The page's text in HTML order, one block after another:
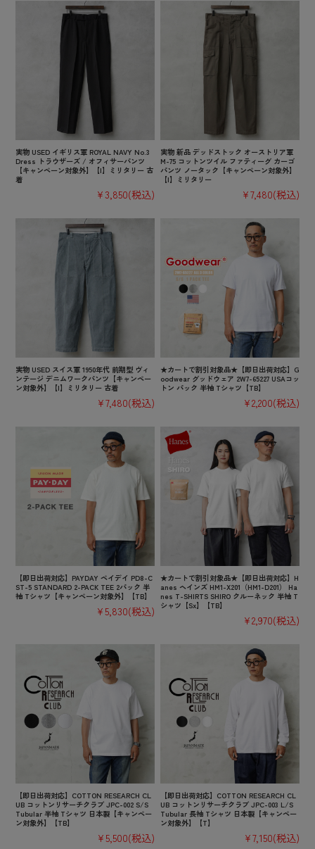
実物 USED イギリス軍 ROYAL NAVY No.3
Dress トラウザーズ / オフィサーパンツ
【キャンペーン対象外】【I】ミリタリー 古
着
¥3,850(税込)
実物 新品 デッドストック オーストリア軍
M-75 コットンツイル ファティーグ カーゴ
パンツ ノータック【キャンペーン対象外】
【I】ミリタリー
¥7,480(税込)
実物 USED スイス軍 1950年代 前期型 ヴィ
ンテージ デニムワークパンツ【キャンペー
ン対象外】【I】ミリタリー 古着
¥7,480(税込)
★カートで割引対象品★【即日出荷対応】G
oodwear グッドウェア 2W7-65227 USAコッ
トン パック 半袖 Tシャツ【TB】
¥2,200(税込)
【即日出荷対応】PAYDAY ペイデイ PD8-C
ST-5 STANDARD 2-PACK TEE 2パック 半
袖 Tシャツ【キャンペーン対象外】【TB】
¥5,830(税込)
★カートで割引対象品★【即日出荷対応】H
anes ヘインズ HM1-X201（HM1-D201） Ha
nes T-SHIRTS SHIRO クルーネック 半袖 T
シャツ【Sx】【TB】
¥2,970(税込)
【即日出荷対応】COTTON RESEARCH CL
UB コットンリサーチクラブ JPC-002 S/S
Tubular 半袖 Tシャツ 日本製【キャンペー
ン対象外】【TB】
¥5,500(税込)
【即日出荷対応】COTTON RESEARCH CL
UB コットンリサーチクラブ JPC-003 L/S
Tubular 長袖 Tシャツ 日本製【キャンペー
ン対象外】【T】
¥7,150(税込)